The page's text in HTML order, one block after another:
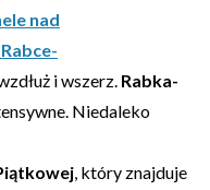
nad
i wszerz. Rabka-
Niedaleko
, który znajduje